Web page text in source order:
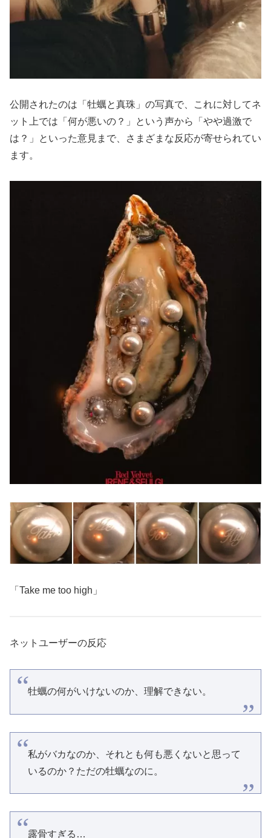
公開されたのは「牡蠣と真珠」の写真で、これに対してネ
ット上では「何が悪いの？」という声から「やや過激で
は？」といった意見まで、さまざまな反応が寄せられてい
ます。
「Take me too high」
ネットユーザーの反応
牡蠣の何がいけないのか、理解できない。
私がバカなのか、それとも何も悪くないと思って
いるのか？ただの牡蠣なのに。
露骨すぎる…